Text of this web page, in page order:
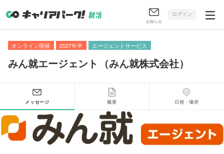
お知らせ
ログイン
オンライン開催 2027年卒 エージェントサービス
みん就エージェント （みん就株式会社）
メッセージ 概要 日程・場所